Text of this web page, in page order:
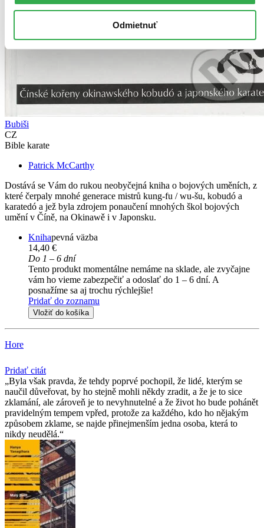
Odmietnuť
Bubiši
CZ
Bible karate
Patrick McCarthy
Dostává se Vám do rukou neobyčejná kniha o bojových uměních, z
které čerpaly mnohé generace mistrů kung-fu / wu-šu, kobudó a
karatedó a jež byla zdrojem ponaučení mnohých škol bojových
umění v Číně, na Okinawě i v Japonsku.
Knihapevná väzba
14,40 €
Do 1 – 6 dní
Tento produkt momentálne nemáme na sklade, ale zvyčajne
vám ho vieme zabezpečiť a odoslať do 1 – 6 dní. A
posnažíme sa aj trochu rýchlejšie!
Pridať do zoznamu
Vložiť do košíka
Hore
Pridať citát
Byla však pravda, že tehdy poprvé pochopil, že lidé, kterým se
naučil důveřovat, by ho stejně mohli někdy zradit, a že je to sice
zklamání, ale zároveň je to nevyhnutelné a že život ho bude pohánět
pravidelným tempem vpřed, protože za každého, kdo ho nějakým
způsobem zklame, se najde přinejmenším jedna osoba, která to
nikdy neudělá.